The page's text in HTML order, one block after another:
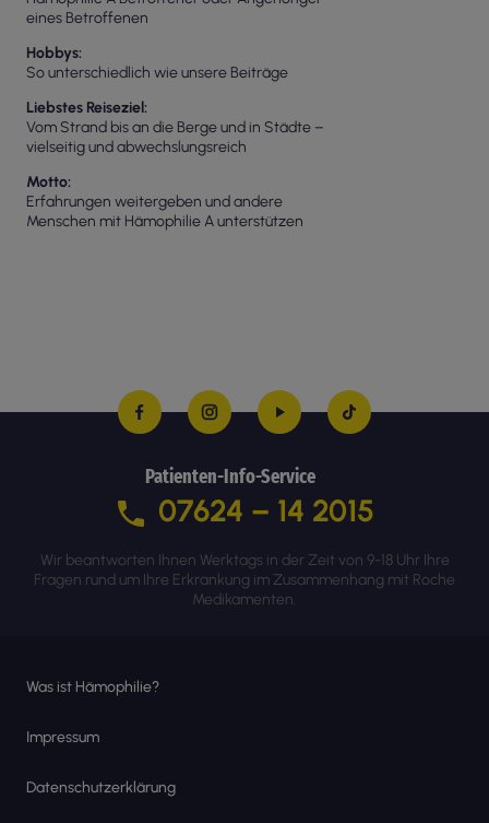
eines Betroffenen
Hobbys
So unterschiedlich wie unsere Beiträge
Liebstes Reiseziel
Vom Strand bis an die Berge und in Städte –
vielseitig und abwechslungsreich
Motto
Erfahrungen weitergeben und andere
Menschen mit Hämophilie A unterstützen
Was ist Hämophilie?
Impressum
Datenschutzerklärung
Patienten-Info-Service
07624 – 14 2015
Wir beantworten Ihnen Werktags in der Zeit von 9-18 Uhr Ihre
Fragen rund um Ihre Erkrankung im Zusammenhang mit Roche
Medikamenten.